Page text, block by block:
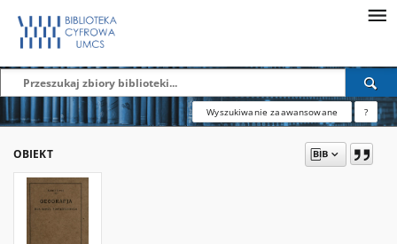
Wyszukiwanie zaawansowane ?
OBIEKT